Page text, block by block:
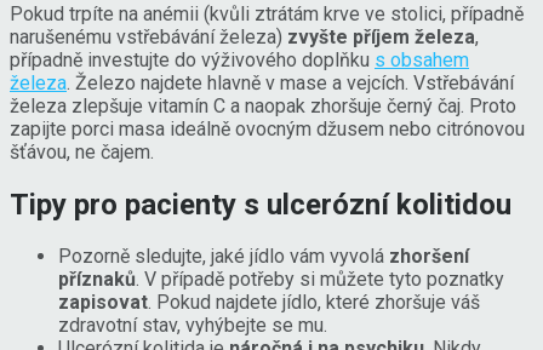
Pokud trpíte na anémii (kvůli ztrátám krve ve stolici, případně
narušenému vstřebávání železa) zvyšte příjem železa,
případně investujte do výživového doplňku s obsahem
železa . Železo najdete hlavně v mase a vejcích. Vstřebávání
železa zlepšuje vitamín C a naopak zhoršuje černý čaj. Proto
zapijte porci masa ideálně ovocným džusem nebo citrónovou
šťávou, ne čajem.
Tipy pro pacienty s ulcerózní kolitidou
Pozorně sledujte, jaké jídlo vám vyvolá zhoršení
příznaků. V případě potřeby si můžete tyto poznatky
zapisovat. Pokud najdete jídlo, které zhoršuje váš
zdravotní stav, vyhýbejte se mu.